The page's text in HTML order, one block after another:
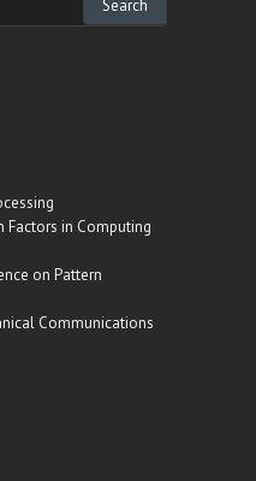
Factors in Computing
on Pattern
Communications